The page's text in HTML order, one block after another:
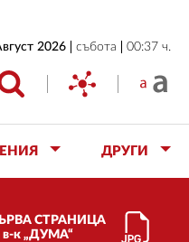
2026 събота 00:37 ч.
ДРУГИ
СТРАНИЦА
в-к „ДУМА“